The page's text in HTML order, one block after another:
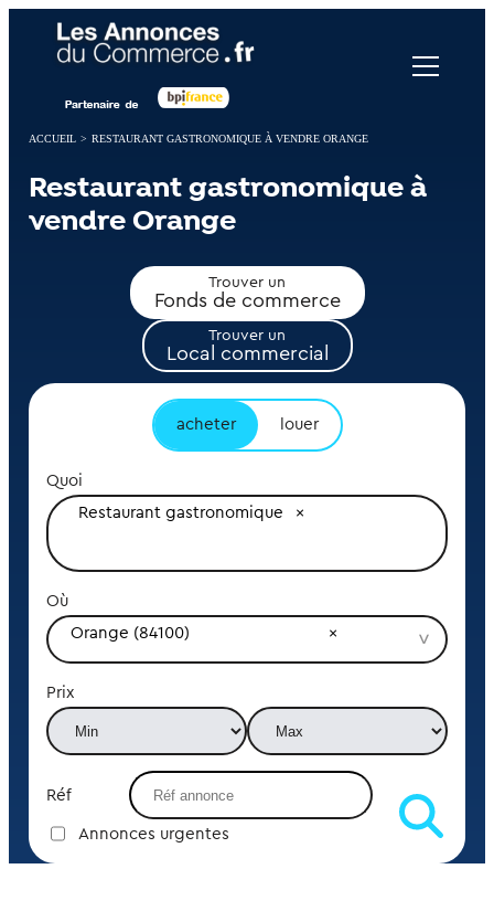
ACCUEIL > RESTAURANT GASTRONOMIQUE À VENDRE ORANGE
Restaurant gastronomique à
vendre Orange
Trouver un
Fonds de commerce
Trouver un
Local commercial
acheter louer
Quoi
Restaurant gastronomique
Où
Orange (84100)
Prix
Réf
Annonces urgentes
Panneau de gestion des cookies